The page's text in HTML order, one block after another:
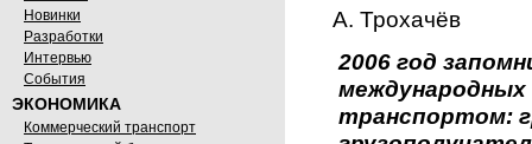
Новинки
Разработки
Интервью
События
ЭКОНОМИКА
Коммерческий транспорт
А. Трохачёв
2006 год
международных
транспортом: